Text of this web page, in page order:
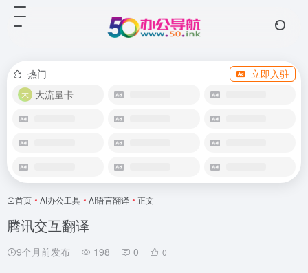
热门
立即入驻
大流量卡
首页 • AI办公工具 • AI语言翻译 • 正文
腾讯交互翻译
9个月前发布 198 0 0